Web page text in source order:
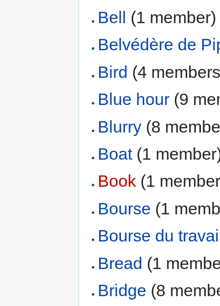
Bell ‏‎ (1 member)
Belvédère de
Bird (4
Blue hour (9
Blurry (8
Boat (1
Book (1
Bourse (1
Bourse du
Bread (1
Bridge (8